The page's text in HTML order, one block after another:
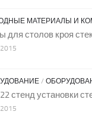
МАТЕРИАЛЫ И
для столов кроя
/
стенд установки